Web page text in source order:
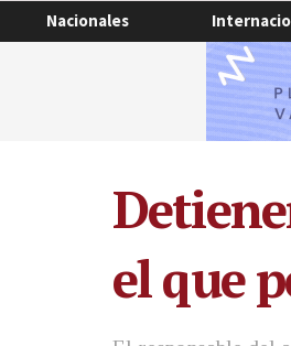
Nacionales
el que